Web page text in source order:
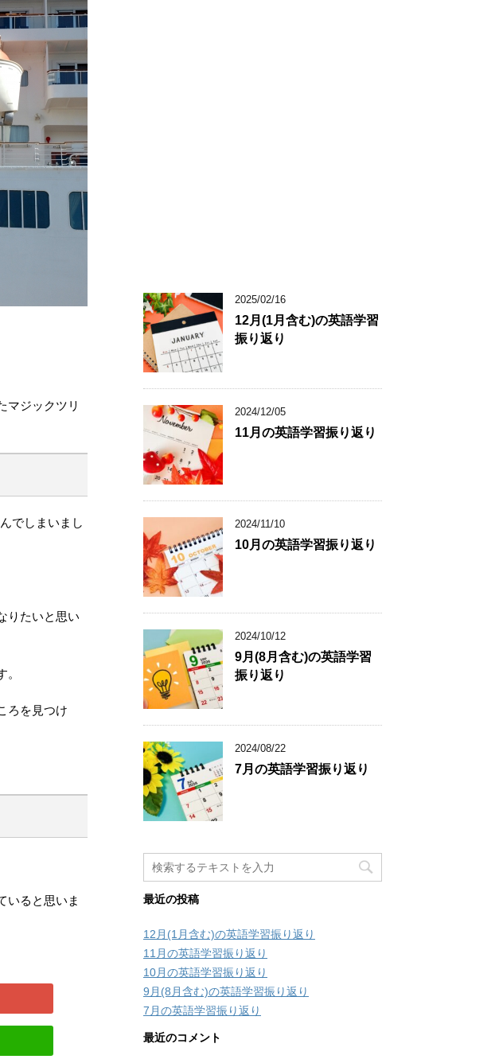
マジックツリ
でしまいまし
りたいと思い
ろを見つけ
いると思いま
2025/02/16
12月(1月含む)の英語学習
振り返り
2024/12/05
11月の英語学習振り返り
2024/11/10
10月の英語学習振り返り
2024/10/12
9月(8月含む)の英語学習
振り返り
2024/08/22
7月の英語学習振り返り
最近の投稿
12月(1月含む)の英語学習振り返り
11月の英語学習振り返り
10月の英語学習振り返り
9月(8月含む)の英語学習振り返り
7月の英語学習振り返り
最近のコメント